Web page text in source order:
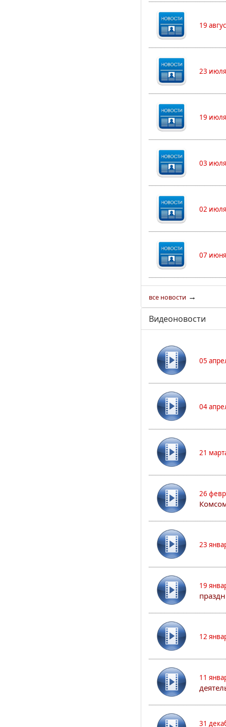
19
23
19
03
02
07
все новости →
Видеоновости
05
04
21
26
23
19
12
11
31